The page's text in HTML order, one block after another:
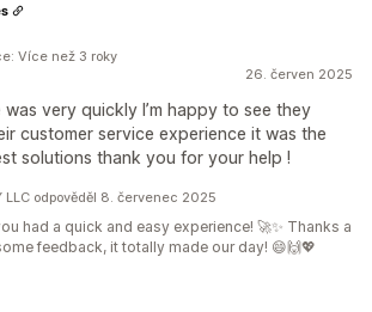
26. červen 2025
very quickly I’m happy to see they
customer service experience it was the
solutions thank you for your help !
Více než 3 roky
LLC odpověděl 8. červenec 2025
had a quick and easy experience! 🚀✨ Thanks a
feedback, it totally made our day! 😄🙌💖